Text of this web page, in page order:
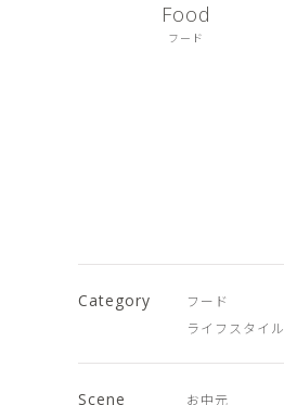
Food
フード
Category フード
ライフスタイル
Scene お中元